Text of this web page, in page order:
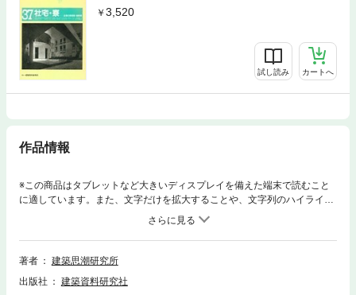
3,520
試し読み カートへ
作品情報
※この商品はタブレットなど大きいディスプレイを備えた端末で読むこと
に適しています。また、文字だけを拡大することや、文字列のハイライ
ト、検索、辞書の参照、引用などの機能が使用できません。社宅・寮は、
いま企業の顔として、またIC戦略の一貫として注目される。スポーツ施設
や図書室、OAルームなど魅力的な多くの設備を揃えた諸相。社宅・寮計
画−設計コンセプト=シンボル性・地域性・アメニティ／他。施設計画=タ
寮・独身寮6題、独身寮19題など。実作資料30題。
著者
建築思潮研究所
出版社
建築資料研究社